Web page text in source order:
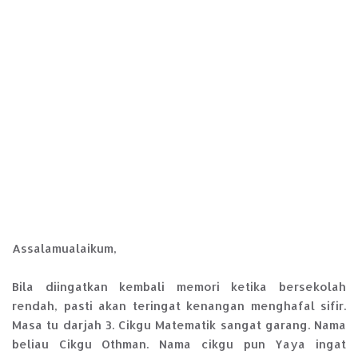
Assalamualaikum,
Bila diingatkan kembali memori ketika bersekolah
rendah, pasti akan teringat kenangan menghafal sifir.
Masa tu darjah 3. Cikgu Matematik sangat garang. Nama
beliau Cikgu Othman. Nama cikgu pun Yaya ingat